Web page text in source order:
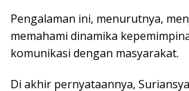
Pengalaman ini, menurutnya,
memahami dinamika
komunikasi dengan masyarakat.
Di akhir pernyataannya,